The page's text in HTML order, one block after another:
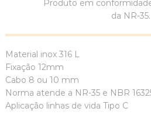
Produto em
da NR-35.
Material inox 316 L
Fixação 12mm
Cabo 8 ou 10 mm
Norma atende a NR-35 e NBR
Aplicação linhas de vida Tipo C